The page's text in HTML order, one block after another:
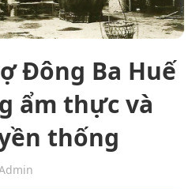
Đông Ba Huế
ẩm thực và
thống